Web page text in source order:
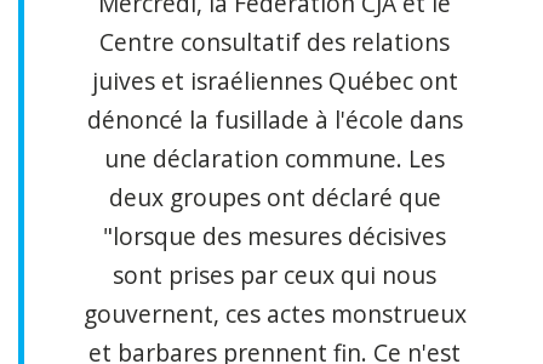
Centre consultatif des relations
juives et israéliennes Québec ont
dénoncé la fusillade à l'école dans
une déclaration commune. Les
deux groupes ont déclaré que
"lorsque des mesures décisives
sont prises par ceux qui nous
gouvernent, ces actes monstrueux
et barbares prennent fin. Ce n'est